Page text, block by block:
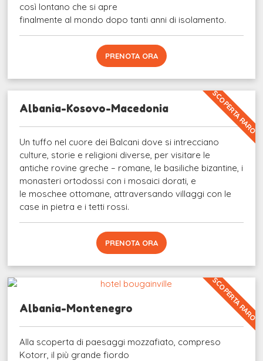
così lontano che si apre
finalmente al mondo dopo tanti anni di isolamento.
PRENOTA ORA
SCOPERTA RARO
Albania-Kosovo-Macedonia
Un tuffo nel cuore dei Balcani dove si intrecciano
culture, storie e religioni diverse, per visitare le
antiche rovine greche – romane, le basiliche bizantine, i
monasteri ortodossi con i mosaici dorati, e
le moschee ottomane, attraversando villaggi con le
case in pietra e i tetti rossi.
PRENOTA ORA
SCOPERTA RARO
Albania-Montenegro
Alla scoperta di paesaggi mozzafiato, compreso
Kotorr, il più grande fiordo